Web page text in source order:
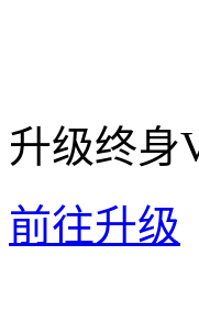
升级终身
前往升级